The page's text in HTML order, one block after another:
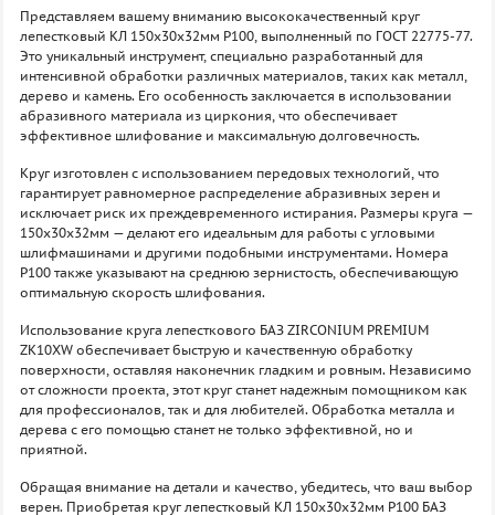
Представляем вашему вниманию высококачественный круг
лепестковый КЛ 150х30х32мм P100, выполненный по ГОСТ 22775-77.
Это уникальный инструмент, специально разработанный для
интенсивной обработки различных материалов, таких как металл,
дерево и камень. Его особенность заключается в использовании
абразивного материала из циркония, что обеспечивает
эффективное шлифование и максимальную долговечность.
Круг изготовлен с использованием передовых технологий, что
гарантирует равномерное распределение абразивных зерен и
исключает риск их преждевременного истирания. Размеры круга —
150х30х32мм — делают его идеальным для работы с угловыми
шлифмашинами и другими подобными инструментами. Номера
P100 также указывают на среднюю зернистость, обеспечивающую
оптимальную скорость шлифования.
Использование круга лепесткового БАЗ ZIRCONIUM PREMIUM
ZK10XW обеспечивает быструю и качественную обработку
поверхности, оставляя наконечник гладким и ровным. Независимо
от сложности проекта, этот круг станет надежным помощником как
для профессионалов, так и для любителей. Обработка металла и
дерева с его помощью станет не только эффективной, но и
приятной.
Обращая внимание на детали и качество, убедитесь, что ваш выбор
верен. Приобретая круг лепестковый КЛ 150х30х32мм P100 БАЗ